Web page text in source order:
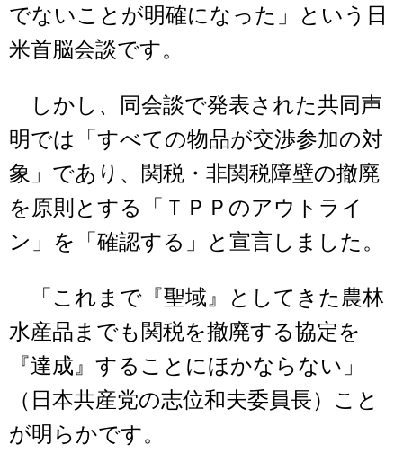
でないことが明確になった」という日
米首脳会談です。
しかし、同会談で発表された共同声
明では「すべての物品が交渉参加の対
象」であり、関税・非関税障壁の撤廃
を原則とする「ＴＰＰのアウトライ
ン」を「確認する」と宣言しました。
「これまで『聖域』としてきた農林
水産品までも関税を撤廃する協定を
『達成』することにほかならない」
（日本共産党の志位和夫委員長）こと
が明らかです。